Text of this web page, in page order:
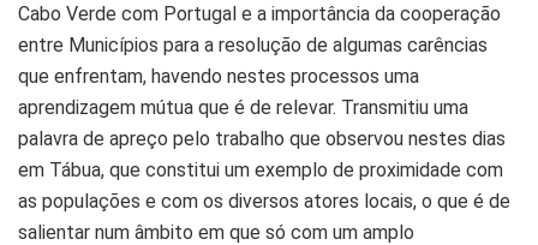
Cabo Verde com Portugal e a importância da cooperação
entre Municípios para a resolução de algumas carências
que enfrentam, havendo nestes processos uma
aprendizagem mútua que é de relevar. Transmitiu uma
palavra de apreço pelo trabalho que observou nestes dias
em Tábua, que constitui um exemplo de proximidade com
as populações e com os diversos atores locais, o que é de
salientar num âmbito em que só com um amplo